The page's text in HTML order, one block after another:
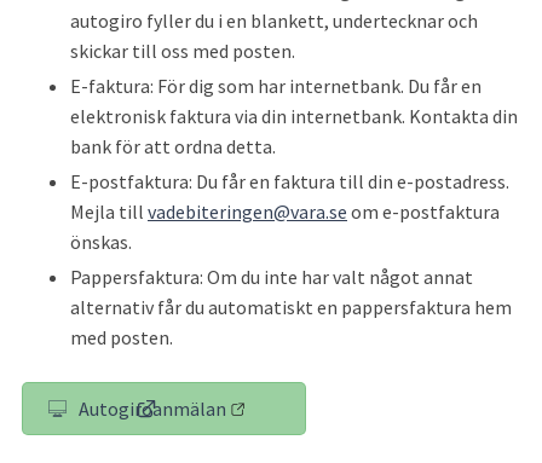
autogiro fyller du i en blankett, undertecknar och
skickar till oss med posten.
E-faktura: För dig som har internetbank. Du får en
elektronisk faktura via din internetbank. Kontakta din
bank för att ordna detta.
E-postfaktura: Du får en faktura till din e-postadress.
Mejla till vadebiteringen@vara.se om e-postfaktura
önskas.
Pappersfaktura: Om du inte har valt något annat
alternativ får du automatiskt en pappersfaktura hem
med posten.
Autogiroanmälan
(länk till annan webbplats)